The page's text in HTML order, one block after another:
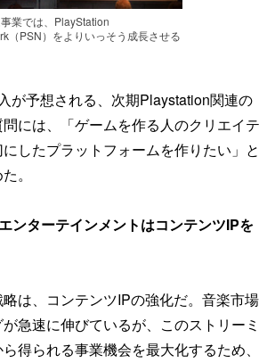
業では、PlayStation
（PSN）をよりいっそう成長させる
が予想される、次期Playstation関連の
には、「ゲームを作る人のクリエイテ
したプラットフォームを作りたい」と
。
ンターテインメントはコンテンツIPを
は、コンテンツIPの強化だ。音楽市場
急速に伸びているが、このストリーミ
得られる事業機会を最大化するため、